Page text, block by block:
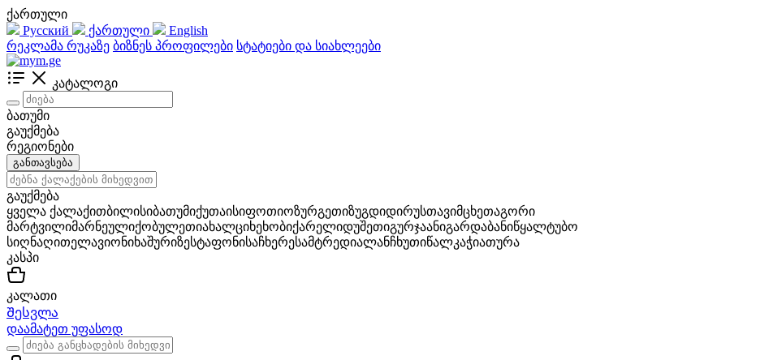
ქართული
Русский
ქართული
English
რეკლამა რუკაზე ბიზნეს პროფილები სტატიები და სიახლეები
კატალოგი
ბათუმი
გაუქმება
რეგიონები
განთავსება
გაუქმება
ყველა ქალაქითბილისიბათუმიქუთაისიფოთიოზურგეთიზუგდიდირუსთავიმცხეთაგორი
მარტვილიმარნეულიქობულეთიახალციხეხობიქარელიდუშეთიგურჯაანიგარდაბანიწყალტუბო
სიღნაღითელავიონიხაშურიზესტაფონისაჩხერესამტრედიალანჩხუთიწალკაჭიათურა
კასპი
კალათი
Შესვლა
დაამატეთ უფასოდ